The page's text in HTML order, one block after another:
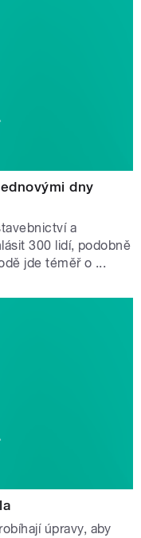
dny
a
300 lidí, podobně
jde téměř o ...
úpravy, aby